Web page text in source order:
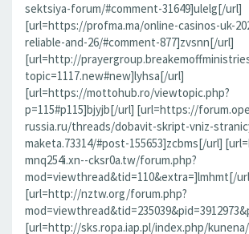
sektsiya-forum/#comment-31649]ulelg[/url]
[url=https://profma.ma/online-casinos-uk-
reliable-and-26/#comment-877]zvsnn[/url]
[url=http://
topic=1117.new#new]lyhsa[/url]
[url=https://mottohub.ro/viewtopic.php?
p=115#p115]bjyjb[/url] [url=https://
russia.ru/threads/dobavit-skript-vniz-
maketa.73314/#post-155653]zcbms[/url]
mnq254i.xn--cksr0a.tw/forum.php?
mod=viewthread&tid=110&extra=]lmhmt[/
[url=http://nztw.org/forum.php?
[url=http://sks.ropa.iap.pl/index.php/